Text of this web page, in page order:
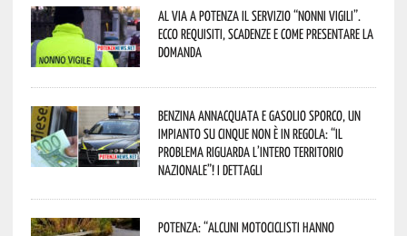
Al via a Potenza il servizio “Nonni Vigili”.
Ecco requisiti, scadenze e come presentare la
domanda
Benzina annacquata e gasolio sporco, un
impianto su cinque non è in regola: “il
problema riguarda l’intero territorio
Nazionale”! I dettagli
Potenza: “alcuni motociclisti hanno